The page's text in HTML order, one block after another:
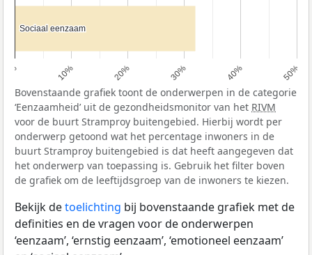
0% 10% 20% 30% 40% 50%
Sociaal eenzaam
Sociaal eenzaam
Bovenstaande grafiek toont de onderwerpen in de categorie
‘Eenzaamheid’ uit de gezondheidsmonitor van het RIVM
voor de buurt Stramproy buitengebied. Hierbij wordt per
onderwerp getoond wat het percentage inwoners in de
buurt Stramproy buitengebied is dat heeft aangegeven dat
het onderwerp van toepassing is. Gebruik het filter boven
de grafiek om de leeftijdsgroep van de inwoners te kiezen.
Bekijk detoelichting bij bovenstaande grafiek met de
definities en de vragen voor de onderwerpen
‘eenzaam’, ‘ernstig eenzaam’, ‘emotioneel eenzaam’